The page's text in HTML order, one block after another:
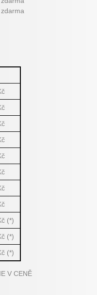
(*)
(*)
(*)
V CENĚ